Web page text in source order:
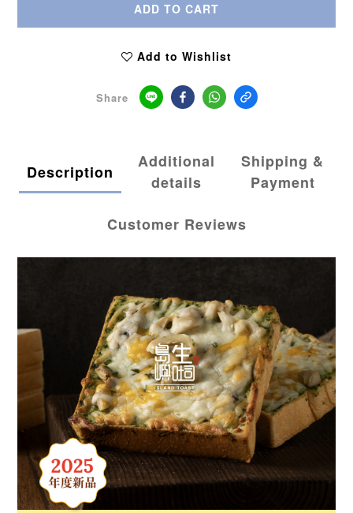
ADD TO CART
Add to Wishlist
Share
Description
Additional
details
Shipping &
Payment
Customer Reviews